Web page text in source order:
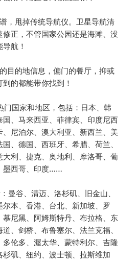
，甩掉传统导航仪。卫星导航清
正，不管国家公园还是海滩、没
航！
目的地信息，偏门的餐厅，抑或
的都能带你找到！
门国家和地区，包括：日本、韩
、马来西亚、菲律宾、印度尼西
尼泊尔、澳大利亚、新西兰、美
、德国、西班牙、希腊、荷兰、
利、捷克、奥地利、摩洛哥、葡
墨西哥、印度……
曼谷、清迈、洛杉矶、旧金山、
本、香港、台北、新加坡、罗
尼黑、阿姆斯特丹、布拉格、东
、剑桥、布鲁塞尔、法兰克福、
伦多、渥太华、蒙特利尔、吉隆
矶、纽约、波士顿、拉斯维加